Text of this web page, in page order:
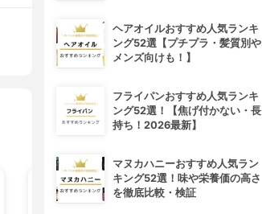
4位
ヘアオイルおすすめ人気ランキ
ング52選【プチプラ・髪質別や
メンズ向けも！】
フライパンおすすめ人気ランキ
ング52選！【焦げ付かない・長
持ち！2026最新】
マヌカハニーおすすめ人気ラン
キング52選！味や栄養価の高さ
を徹底比較・検証